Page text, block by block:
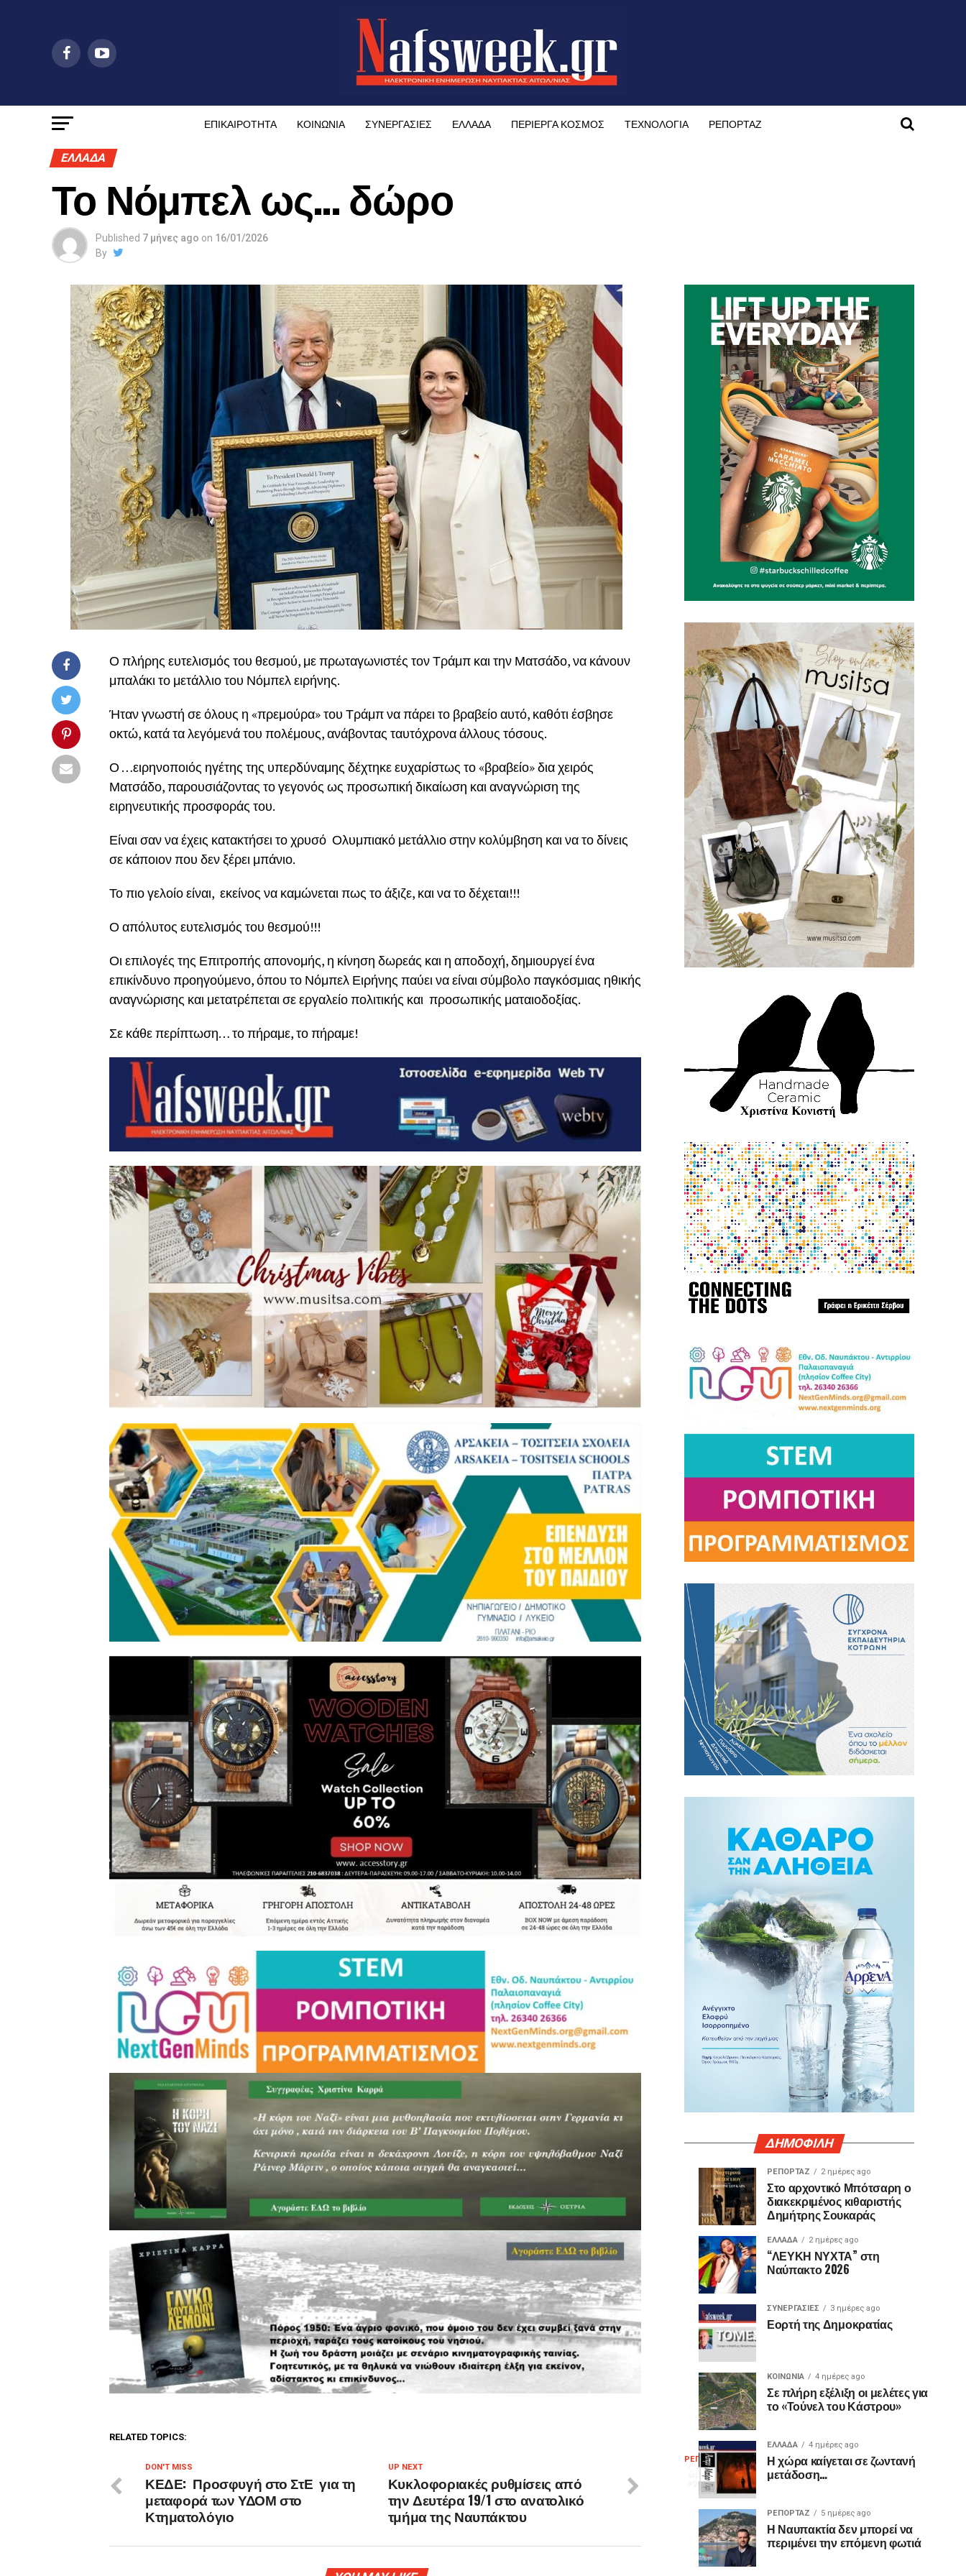
ΕΠΙΚΑΙΡΟΤΗΤΑ ΚΟΙΝΩΝΙΑ ΣΥΝΕΡΓΑΣΙΕΣ ΕΛΛΑΔΑ ΠΕΡΙΕΡΓΑ ΚΟΣΜΟΣ ΤΕΧΝΟΛΟΓΙΑ ΡΕΠΟΡΤΑΖ
ΕΛΛΑΔΑ
Το Νόμπελ ως… δώρο
Published 7 μήνες ago on 16/01/2026
By
Ο πλήρης ευτελισμός του θεσμού, με πρωταγωνιστές τον Τράμπ και την Ματσάδο, να κάνουν
μπαλάκι το μετάλλιο του Νόμπελ ειρήνης.
Ήταν γνωστή σε όλους η «πρεμούρα» του Τράμπ να πάρει το βραβείο αυτό, καθότι έσβησε
οκτώ, κατά τα λεγόμενά του πολέμους, ανάβοντας ταυτόχρονα άλλους τόσους.
Ο …ειρηνοποιός ηγέτης της υπερδύναμης δέχτηκε ευχαρίστως το «βραβείο» δια χειρός
Ματσάδο, παρουσιάζοντας το γεγονός ως προσωπική δικαίωση και αναγνώριση της
ειρηνευτικής προσφοράς του.
Είναι σαν να έχεις κατακτήσει το χρυσό Ολυμπιακό μετάλλιο στην κολύμβηση και να το δίνεις
σε κάποιον που δεν ξέρει μπάνιο.
Το πιο γελοίο είναι, εκείνος να καμώνεται πως το άξιζε, και να το δέχεται!!!
Ο απόλυτος ευτελισμός του θεσμού!!!
Οι επιλογές της Επιτροπής απονομής, η κίνηση δωρεάς και η αποδοχή, δημιουργεί ένα
επικίνδυνο προηγούμενο, όπου το Νόμπελ Ειρήνης παύει να είναι σύμβολο παγκόσμιας ηθικής
αναγνώρισης και μετατρέπεται σε εργαλείο πολιτικής και προσωπικής ματαιοδοξίας.
Σε κάθε περίπτωση… το πήραμε, το πήραμε!
RELATED TOPICS:
UP NEXT
Κυκλοφοριακές ρυθμίσεις από
την Δευτέρα 19/1 στο ανατολικό
τμήμα της Ναυπάκτου
DON'T MISS
ΚΕΔΕ: Προσφυγή στο ΣτΕ για τη
μεταφορά των ΥΔΟΜ στο
Κτηματολόγιο
ΔΗΜΟΦΙΛΗ
ΡΕΠΟΡΤΑΖ
16
ώρες
ago
Η
γελοιογραφία
της
ΤΕΧΝΟΛΟΓΙΑ
ημέρα
ago
Γιατί
ορισμένες
θύρες
USB
είναι
μωβ
έχουν
άλλα
χρώματα;
διαφορά
που
περισσότεροι
δεν
γνωρίζουν
ΚΟΙΝΩΝΙΑ
ημέρες
ago
Θερμό
χειροκρότημα
για
τον
«Ίωνα»
στο
Κάστρο
της
Ναυπάκτου
ΡΕΠΟΡΤΑΖ 2 ημέρες ago
Στο αρχοντικό Μπότσαρη ο
διακεκριμένος κιθαριστής
Δημήτρης Σουκαράς
ΕΛΛΑΔΑ 2 ημέρες ago
“ΛΕΥΚΗ ΝΥΧΤΑ” στη
Ναύπακτο 2026
ΣΥΝΕΡΓΑΣΙΕΣ 3 ημέρες ago
Εορτή της Δημοκρατίας
ΚΟΙΝΩΝΙΑ 4 ημέρες ago
Σε πλήρη εξέλιξη οι μελέτες για
το «Τούνελ του Κάστρου»
ΕΛΛΑΔΑ 4 ημέρες ago
Η χώρα καίγεται σε ζωντανή
μετάδοση…
ΡΕΠΟΡΤΑΖ 5 ημέρες ago
Η Ναυπακτία δεν μπορεί να
περιμένει την επόμενη φωτιά